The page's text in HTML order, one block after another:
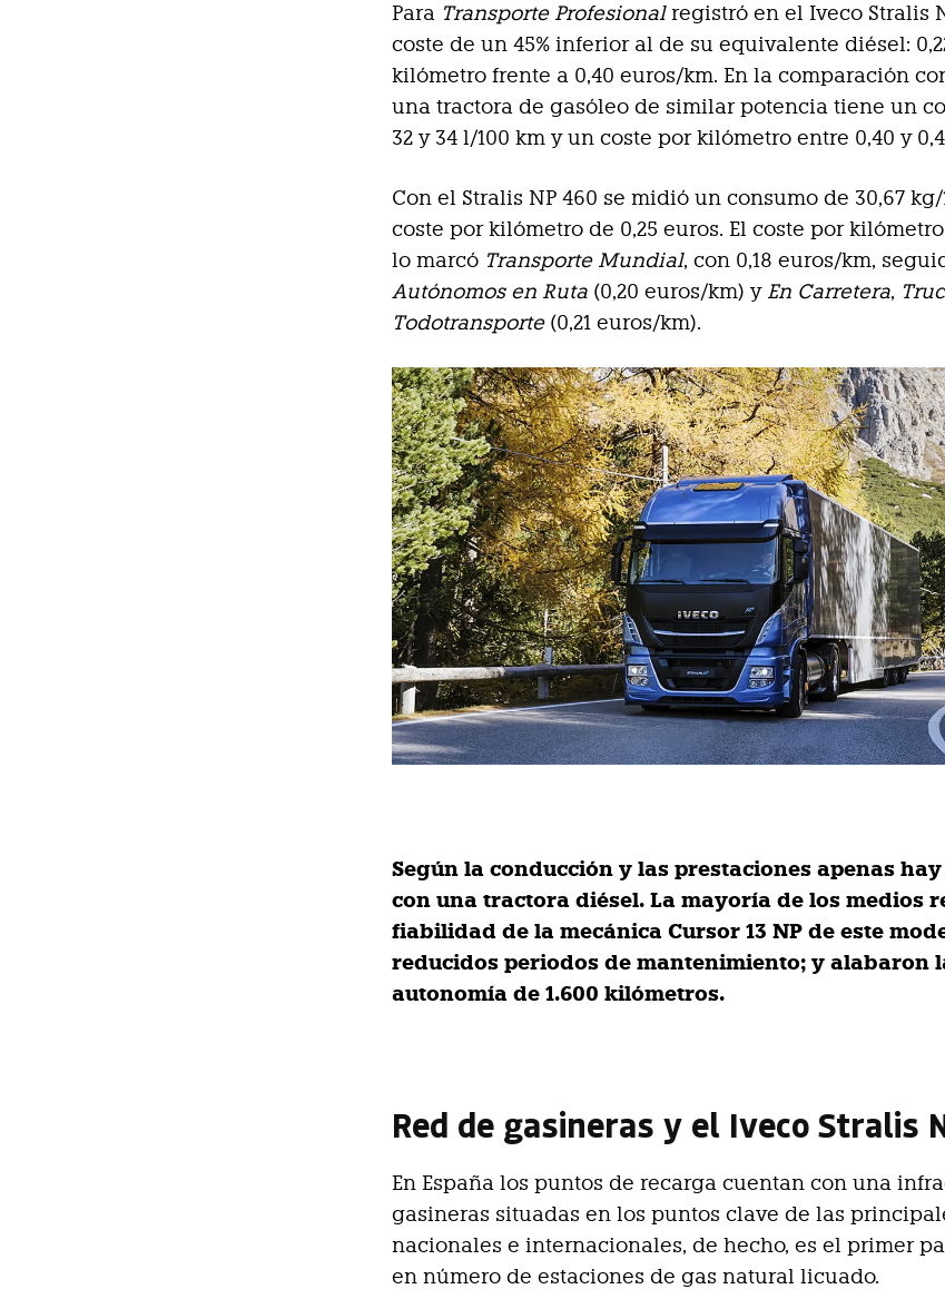
Para Transporte Profesionalregistró en el Iveco Stralis
coste de un 45% inferior al de su equivalente diésel:
kilómetro frente a 0,40 euros/km. En la comparación
una tractora de gasóleo de similar potencia tiene un
32 y 34 l/100 km y un coste por kilómetro entre 0,40 y
Con el Stralis NP 460 se midió un consumo de 30,67
coste por kilómetro de 0,25 euros. El coste por
lo marcó Transporte Mundial, con 0,18 euros/km,
Autónomos en Ruta (0,20 euros/km) y En Carretera,
Todotransporte(0,21 euros/km).
Según la conducción y las prestaciones apenas
con una tractora diésel. La mayoría de los medios
fiabilidad de la mecánica Cursor 13 NP de este
reducidos periodos de mantenimiento; y alabaron
autonomía de 1.600 kilómetros.
Red de gasineras y el Iveco Stralis
En España los puntos de recarga cuentan con una
gasineras situadas en los puntos clave de las
nacionales e internacionales, de hecho, es el primer
en número de estaciones de gas natural licuado.